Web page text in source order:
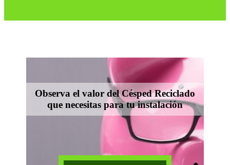
Observa el valor del Césped Reciclado
que necesitas para tu instalación